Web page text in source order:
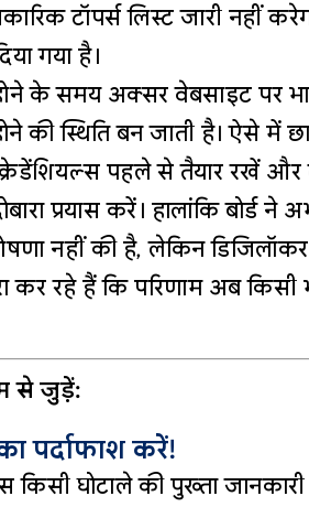
टॉपर्स लिस्ट जारी नहीं
गया है।
के समय अक्सर वेबसाइट पर
की स्थिति बन जाती है। ऐसे में
पहले से तैयार रखें और
प्रयास करें। हालांकि
नहीं की है, लेकिन
कर रहे हैं कि परिणाम अब
से जुड़ें:
का पर्दाफाश करें!
घोटाले की पुख्ता